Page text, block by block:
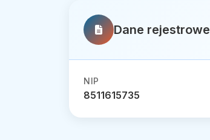
Dane rejestrowe
NIP
8511615735